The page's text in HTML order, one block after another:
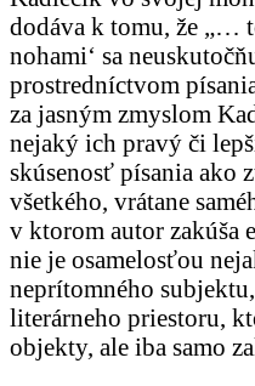
dodáva k tomu, že „…
nohami‘ sa
prostredníctvom
za jasným zmyslom
nejaký ich pravý či
skúsenosť písania ako
všetkého, vrátane
v ktorom autor zakúša
nie je osamelosťou
neprítomného
literárneho priestoru,
objekty, ale iba samo